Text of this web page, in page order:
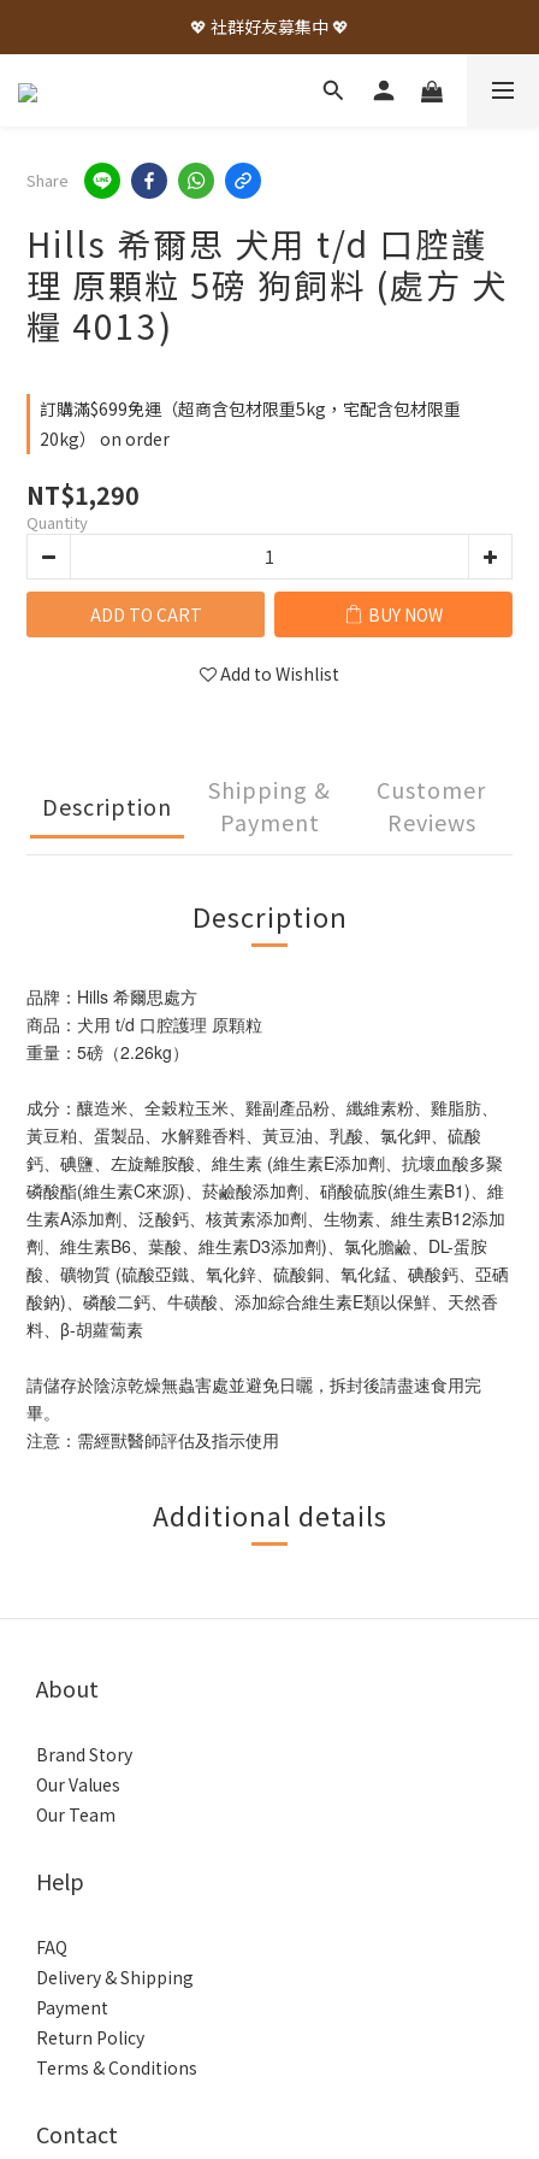
💖 社群好友募集中 💖
Share
Hills 希爾思 犬用 t/d 口腔護
理 原顆粒 5磅 狗飼料 (處方 犬
糧 4013)
訂購滿$699免運（超商含包材限重5kg，宅配含包材限重
20kg） on order
NT$1,290
Quantity
ADD TO CART BUY NOW
Add to Wishlist
Description
Shipping &
Payment
Customer
Reviews
Description
品牌：Hills 希爾思處方
商品：犬用 t/d 口腔護理 原顆粒
重量：5磅（2.26kg）
成分：釀造米、全穀粒玉米、雞副產品粉、纖維素粉、雞脂肪、
黃豆粕、蛋製品、水解雞香料、黃豆油、乳酸、氯化鉀、硫酸
鈣、碘鹽、左旋離胺酸、維生素 (維生素E添加劑、抗壞血酸多聚
磷酸酯(維生素C來源)、菸鹼酸添加劑、硝酸硫胺(維生素B1)、維
生素A添加劑、泛酸鈣、核黃素添加劑、生物素、維生素B12添加
劑、維生素B6、葉酸、維生素D3添加劑)、氯化膽鹼、DL-蛋胺
酸、礦物質 (硫酸亞鐵、氧化鋅、硫酸銅、氧化錳、碘酸鈣、亞硒
酸鈉)、磷酸二鈣、牛磺酸、添加綜合維生素E類以保鮮、天然香
料、β-胡蘿蔔素
請儲存於陰涼乾燥無蟲害處並避免日曬，拆封後請盡速食用完
畢。
注意：需經獸醫師評估及指示使用
Additional details
About
Brand Story
Our Values
Our Team
Help
FAQ
Delivery & Shipping
Payment
Return Policy
Terms & Conditions
Contact